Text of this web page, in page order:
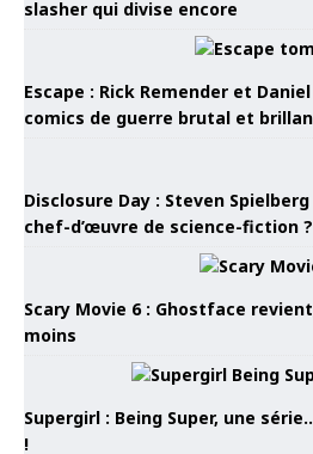
slasher qui divise encore
Escape : Rick Remender et
comics de guerre brutal et
Disclosure Day : Steven
chef-d’œuvre de science-fiction ?
Scary Movie 6 : Ghostface
moins
Supergirl : Being Super, une
!